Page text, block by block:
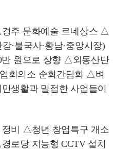
주 문화예술 르네상스 △
·불국사·황남·중앙시장)
원으로 상향 △외동산단
회의소 순회간담회 △벼
생활과 밀접한 사업들이
비 △청년 창업특구 개소
로당 지능형 CCTV 설치